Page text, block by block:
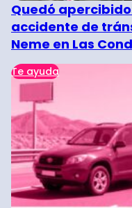
Quedó
accidente de
Neme en Las
Te ayuda